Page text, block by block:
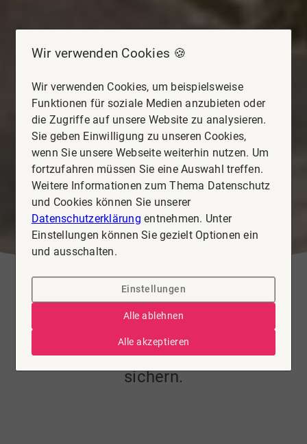
Haus zu kaufen in Winsen
Zwei Häuser – eine Entscheidung:
Selbst einziehen & Mieteinnahmen
sichern.
Wir verwenden Cookies 🍪
Wir verwenden Cookies, um beispielsweise
Funktionen für soziale Medien anzubieten oder
die Zugriffe auf unsere Website zu analysieren.
Sie geben Einwilligung zu unseren Cookies,
wenn Sie unsere Webseite weiterhin nutzen. Um
fortzufahren müssen Sie eine Auswahl treffen.
Weitere Informationen zum Thema Datenschutz
und Cookies können Sie unserer
Datenschutzerklärung entnehmen. Unter
Einstellungen können Sie gezielt Optionen ein
und ausschalten.
Einstellungen
Alle ablehnen
Alle akzeptieren